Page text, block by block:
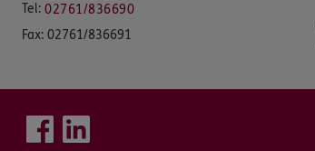
Tel: 02761/836690
Fax: 02761/836691